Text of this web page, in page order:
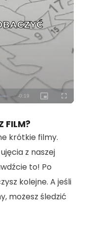
FILM?
krótkie filmy.
z naszej
to! Po
kolejne. A jeśli
możesz śledzić